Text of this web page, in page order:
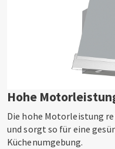
Hohe
Die hohe Motorleistung
und sorgt so für eine
Küchenumgebung.